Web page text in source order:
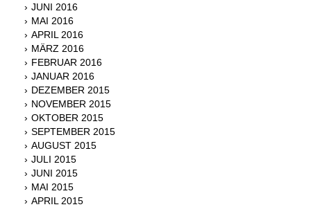
JUNI 2016
MAI 2016
APRIL 2016
MÄRZ 2016
FEBRUAR 2016
JANUAR 2016
DEZEMBER 2015
NOVEMBER 2015
OKTOBER 2015
SEPTEMBER 2015
AUGUST 2015
JULI 2015
JUNI 2015
MAI 2015
APRIL 2015